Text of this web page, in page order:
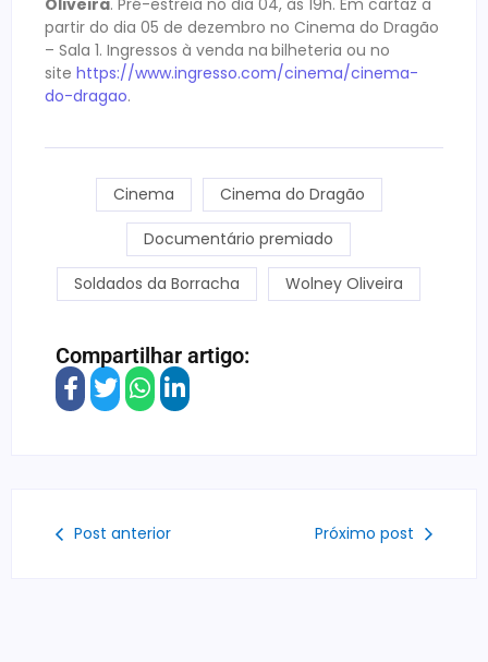
partir do dia 05 de dezembro no Cinema do Dragão
– Sala 1. Ingressos à venda na bilheteria ou no
site https://www.ingresso.com/cinema/cinema-
do-dragao.
Cinema Cinema do Dragão
Documentário premiado
Soldados da Borracha Wolney Oliveira
Compartilhar artigo:
Post anterior Próximo post